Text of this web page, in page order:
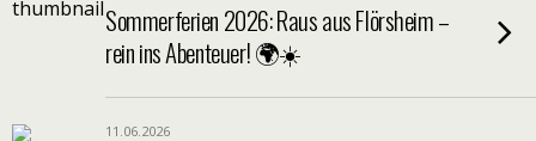
Sommerferien 2026: Raus aus Flörsheim –
rein ins Abenteuer! 🌍☀️
11.06.2026